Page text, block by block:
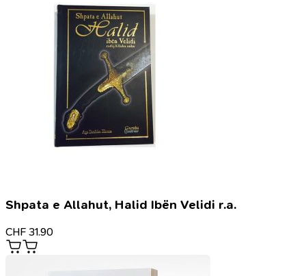
Shpata e Allahut, Halid Ibën Velidi r.a.
CHF 31.90